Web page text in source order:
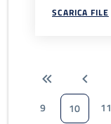
SCARICA FILE
9
10 11